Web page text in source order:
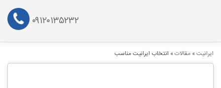
۰۹۱۲۰۱۳۵۲۳۲
ایرانیت» مقالات» انتخاب ایرانیت مناسب